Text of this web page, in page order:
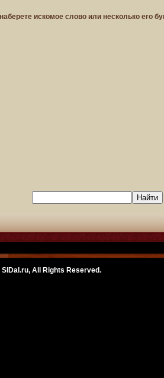
искомое слово или несколько его
All Rights Reserved.